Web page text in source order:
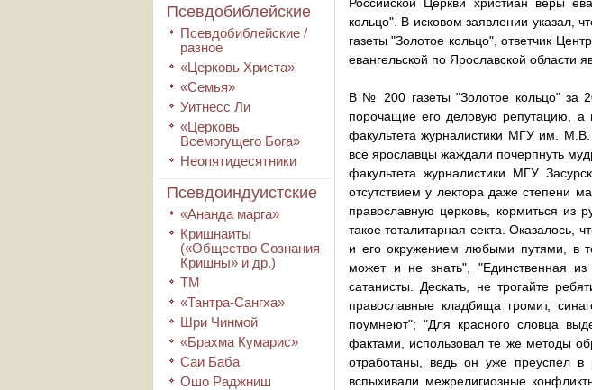
Псевдобиблейские
Псевдобиблейские /
разное
«Церковь Христа»
«Семья»
Уитнесс Ли
«Церковь
Всемогущего Бога»
Неопятидесятники
Псевдоиндуистские
«Ананда марга»
Кришнаиты
(«Общество Сознания
Кришны» и др.)
ТМ
«Тантра-Сангха»
Шри Чинмой
«Брахма Кумарис»
Саи Баба
Ошо Раджниш
кольцо". В исковом заявлении указал,
газеты "Золотое кольцо", ответчик
евангельской по Ярославской области
В № 200 газеты "Золотое кольцо" за
порочащие его деловую репутацию, а
факультета журналистики МГУ им. М.В.
все ярославцы жаждали почерпнуть
факультета журналистики МГУ
отсутствием у лектора даже степени
православную церковь, кормиться из
такое тоталитарная секта. Оказалось,
и его окружением любыми путями, в
может и не знать", "Единственная
сатанисты. Дескать, не трогайте
православные кладбища громит,
поумнеют"; "Для красного словца
фактами, использовал те же методы
отработаны, ведь он уже преуспел в
вспыхивали межрелигиозные